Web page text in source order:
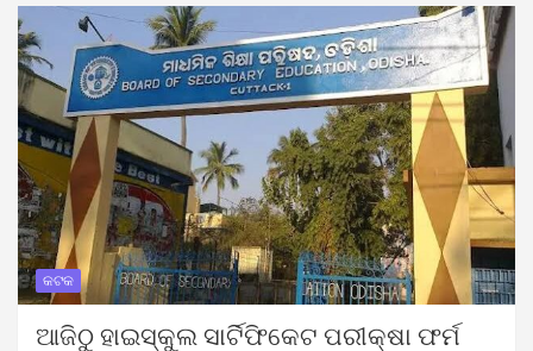
କଟକ
ଆଜିଠୁ ହାଇସ୍କୁଲ ସାର୍ଟିଫିକେଟ ପରୀକ୍ଷା ଫର୍ମ